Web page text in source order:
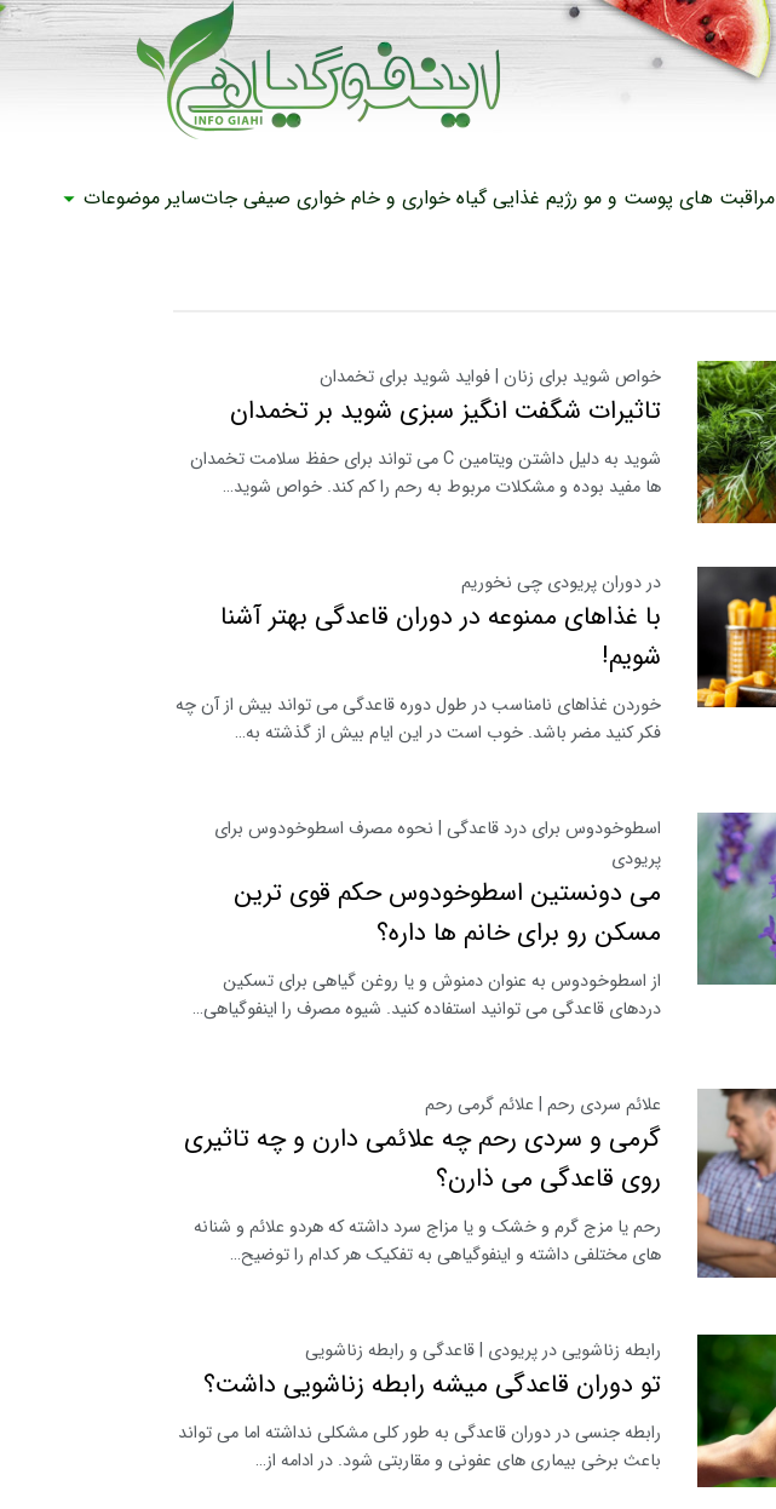
مراقبت های پوست و مو رژیم غذاییگیاه خواری و خام خواری صیفی جاتسایر موضوعات
خواص شوید برای زنان | فواید شوید برای تخمدان
تاثیرات شگفت انگیز سبزی شوید بر تخمدان
شوید به دلیل داشتن ویتامین C می تواند برای حفظ سلامت تخمدان
ها مفید بوده و مشکلات مربوط به رحم را کم کند. خواص شوید…
در دوران پریودی چی نخوریم
با غذاهای ممنوعه در دوران قاعدگی بهتر آشنا
شویم!
خوردن غذاهای نامناسب در طول دوره قاعدگی می‌ تواند بیش از آن چه
فکر کنید مضر باشد. خوب است در این ایام بیش از گذشته به…
اسطوخودوس برای درد قاعدگی | نحوه مصرف اسطوخودوس برای
پریودی
می دونستین اسطوخودوس حکم قوی ترین
مسکن رو برای خانم ها داره؟
از اسطوخودوس به عنوان دمنوش و یا روغن گیاهی برای تسکین
دردهای قاعدگی می توانید استفاده کنید. شیوه مصرف را اینفوگیاهی…
علائم سردی رحم | علائم گرمی رحم
گرمی و سردی رحم چه علائمی دارن و چه تاثیری
روی قاعدگی می ذارن؟
رحم یا مزج گرم و خشک و یا مزاج سرد داشته که هردو علائم و شنانه
های مختلفی داشته و اینفوگیاهی به تفکیک هر کدام را توضیح…
رابطه زناشویی در پریودی | قاعدگی و رابطه زناشویی
تو دوران قاعدگی میشه رابطه زناشویی داشت؟
رابطه جنسی در دوران قاعدگی به طور کلی مشکلی نداشته اما می تواند
باعث برخی بیماری های عفونی و مقاربتی شود. در ادامه از…